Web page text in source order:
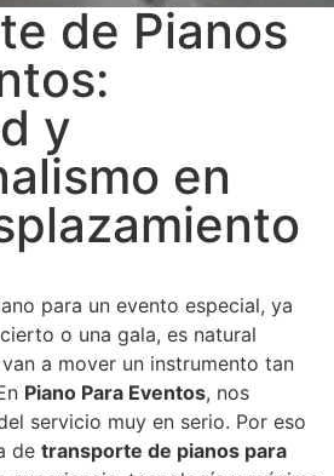
de Pianos
y
en
para un evento especial, ya
o una gala, es natural
a mover un instrumento tan
Piano Para Eventos, nos
servicio muy en serio. Por eso
de transporte de pianos para